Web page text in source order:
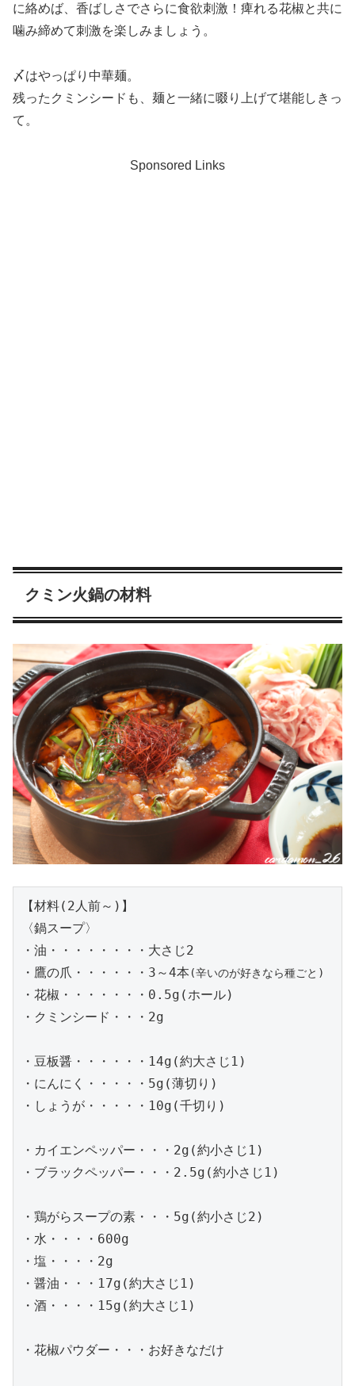
に絡めば、香ばしさでさらに食欲刺激！痺れる花椒と共に
噛み締めて刺激を楽しみましょう。
〆はやっぱり中華麺。
残ったクミンシードも、麺と一緒に啜り上げて堪能しきっ
て。
Sponsored Links
クミン火鍋の材料
【材料(2人前～)】
〈鍋スープ〉
・油・・・・・・・・大さじ2
・鷹の爪・・・・・・3～4本 (辛いのが好きなら種ごと)
・花椒・・・・・・・0.5g(ホール)
・クミンシード・・・2g
・豆板醤・・・・・・14g(約大さじ1)
・にんにく・・・・・5g(薄切り)
・しょうが・・・・・10g(千切り)
・カイエンペッパー・・・2g(約小さじ1)
・ブラックペッパー・・・2.5g(約小さじ1)
・鶏がらスープの素・・・5g(約小さじ2)
・水・・・・600g
・塩・・・・2g
・醤油・・・17g(約大さじ1)
・酒・・・・15g(約大さじ1)
・花椒パウダー・・・お好きなだけ